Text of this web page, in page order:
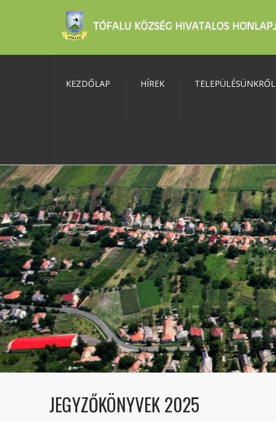
KEZDŐLAP HÍREK TELEPÜLÉSÜNKRŐL
JEGYZŐKÖNYVEK 2025